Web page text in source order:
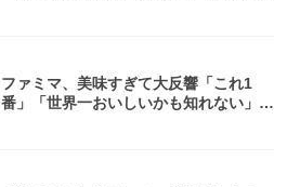
ファミマ、美味すぎて大反響「これ1
番」「世界一おいしいかも知れない」